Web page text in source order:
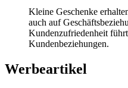
Kleine Geschenke
auch auf
Kundenzufriedenheit
Kundenbeziehungen.
Werbeartikel